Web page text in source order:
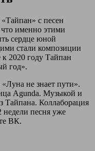
с песен
именно этими
сердце юной
стали композиции
2020 году Тайпан
год».
«Луна не знает пути».
Agunda. Музыкой и
Тайпана. Коллаборация
недели песня уже
ВК.